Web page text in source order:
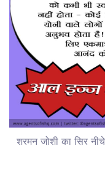
शरमन जोशी का सिर